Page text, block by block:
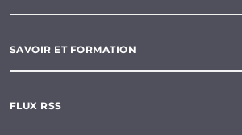
SAVOIR ET FORMATION
FLUX RSS